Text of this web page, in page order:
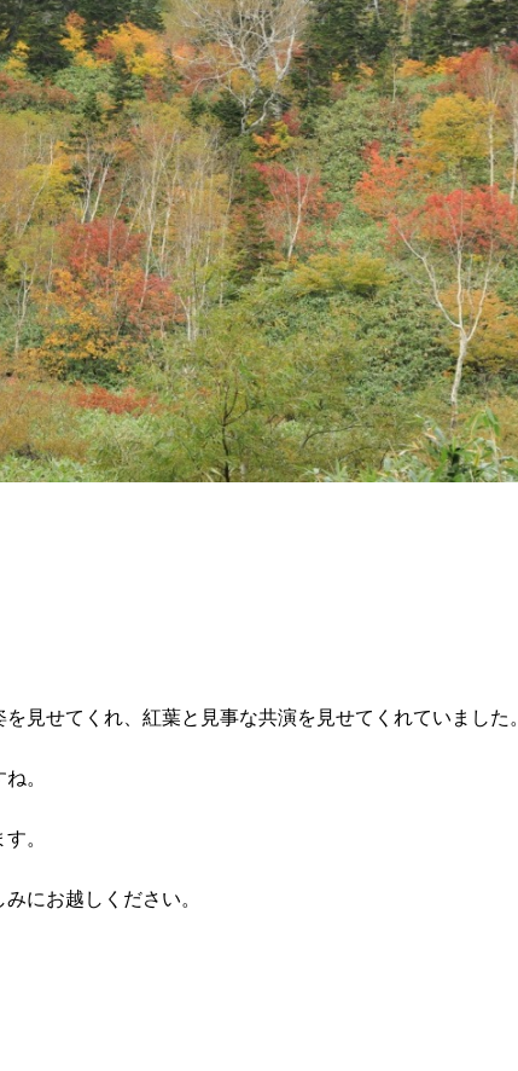
見せてくれ、紅葉と見事な共演を見せてくれていました。
。
。
にお越しください。